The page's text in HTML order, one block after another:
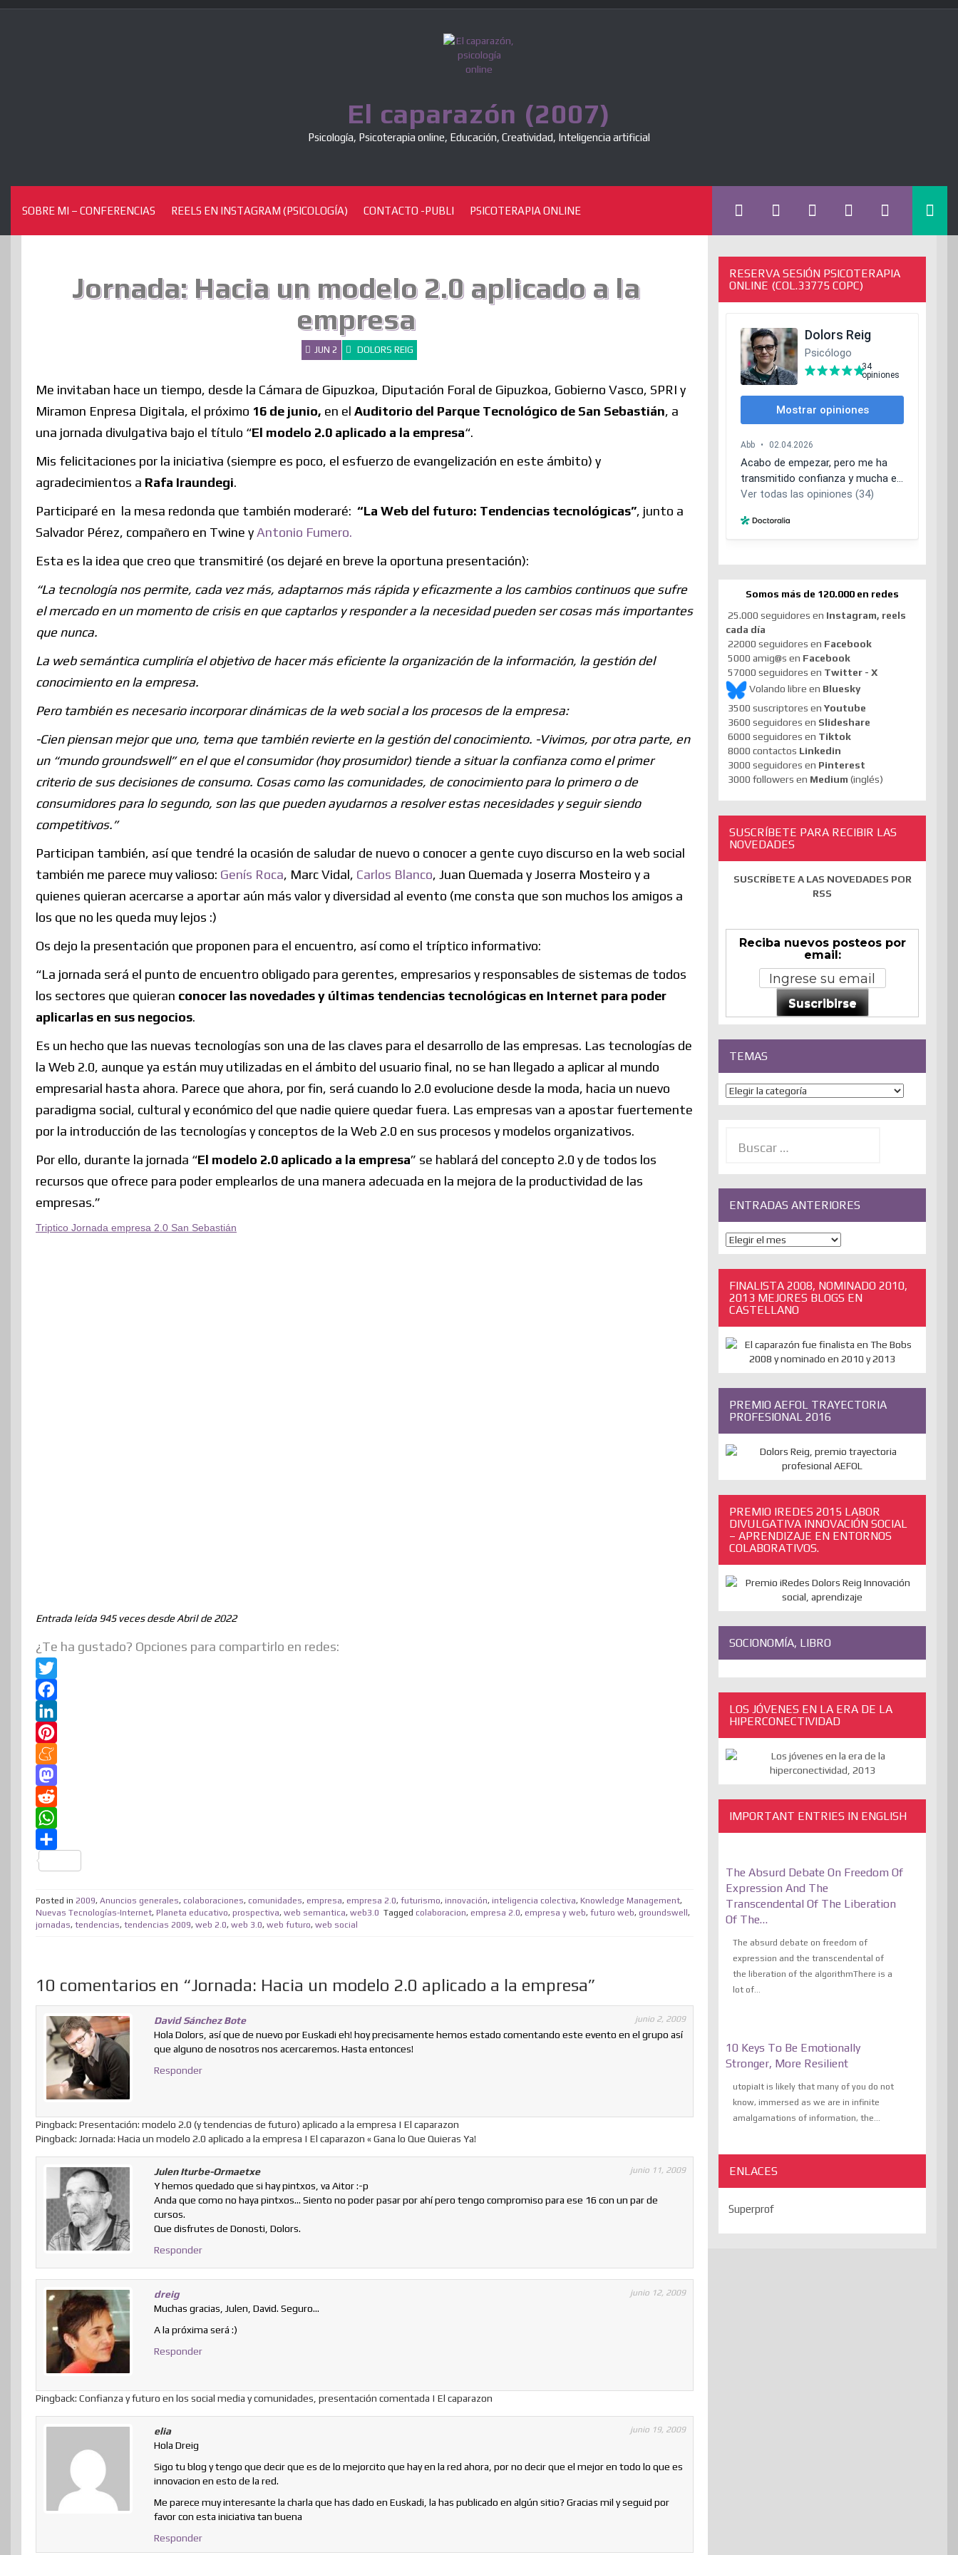
Skip
El caparazón (2007)
Psicología, Psicoterapia online, Educación, Creatividad, Inteligencia artificial
SOBRE MI – CONFERENCIAS REELS EN INSTAGRAM (PSICOLOGÍA) CONTACTO -PUBLI PSICOTERAPIA ONLINE
Jornada: Hacia un modelo 2.0 aplicado a la
empresa
JUN 2 DOLORS REIG
Me invitaban hace un tiempo, desde la Cámara de Gipuzkoa, Diputación Foral de Gipuzkoa, Gobierno Vasco, SPRI y
Miramon Enpresa Digitala, el próximo 16 de junio, en el Auditorio del Parque Tecnológico de San Sebastián, a
una jornada divulgativa bajo el título “El modelo 2.0 aplicado a la empresa“.
Mis felicitaciones por la iniciativa (siempre es poco, el esfuerzo de evangelización en este ámbito) y
agradecimientos a Rafa Iraundegi.
Participaré en la mesa redonda que también moderaré: “La Web del futuro: Tendencias tecnológicas”, junto a
Salvador Pérez, compañero en Twine yAntonio Fumero.
Esta es la idea que creo que transmitiré (os dejaré en breve la oportuna presentación):
“La tecnología nos permite, cada vez más, adaptarnos más rápida y eficazmente a los cambios continuos que sufre
el mercado en un momento de crisis en que captarlos y responder a la necesidad pueden ser cosas más importantes
que nunca.
La web semántica cumpliría el objetivo de hacer más eficiente la organización de la información, la gestión del
conocimiento en la empresa.
Pero también es necesario incorporar dinámicas de la web social a los procesos de la empresa:
-Cien piensan mejor que uno, tema que también revierte en la gestión del conocimiento. -Vivimos, por otra parte, en
un “mundo groundswell” en el que el consumidor (hoy prosumidor) tiende a situar la confianza como el primer
criterio de sus decisiones de consumo. Cosas como las comunidades, de conocimiento para lo primero o de
consumidores para lo segundo, son las que pueden ayudarnos a resolver estas necesidades y seguir siendo
competitivos.”
Participan también, así que tendré la ocasión de saludar de nuevo o conocer a gente cuyo discurso en la web social
también me parece muy valioso: Genís Roca, Marc Vidal, Carlos Blanco, Juan Quemada y Joserra Mosteiro y a
quienes quieran acercarse a aportar aún más valor y diversidad al evento (me consta que son muchos los amigos a
los que no les queda muy lejos :)
Os dejo la presentación que proponen para el encuentro, así como el tríptico informativo:
“La jornada será el punto de encuentro obligado para gerentes, empresarios y responsables de sistemas de todos
los sectores que quieran conocer las novedades y últimas tendencias tecnológicas en Internet para poder
aplicarlas en sus negocios.
Es un hecho que las nuevas tecnologías son una de las claves para el desarrollo de las empresas. Las tecnologías de
la Web 2.0, aunque ya están muy utilizadas en el ámbito del usuario final, no se han llegado a aplicar al mundo
empresarial hasta ahora. Parece que ahora, por fin, será cuando lo 2.0 evolucione desde la moda, hacia un nuevo
paradigma social, cultural y económico del que nadie quiere quedar fuera. Las empresas van a apostar fuertemente
por la introducción de las tecnologías y conceptos de la Web 2.0 en sus procesos y modelos organizativos.
Por ello, durante la jornada “El modelo 2.0 aplicado a la empresa” se hablará del concepto 2.0 y de todos los
recursos que ofrece para poder emplearlos de una manera adecuada en la mejora de la productividad de las
empresas.”
Triptico Jornada empresa 2.0 San Sebastián
Entrada leída 945 veces desde Abril de 2022
¿Te ha gustado? Opciones para compartirlo en redes:
T
w
i
t
t
e
r
F
a
c
e
b
o
o
k
L
n
k
e
d
I
P
n
t
e
r
s
t
M
e
n
e
a
e
M
a
s
t
d
o
R
e
d
i
t
W
h
t
s
p
m
p
t
i
r
Posted in 2009, Anuncios generales, colaboraciones, comunidades, empresa, empresa 2.0, futurismo, innovación, inteligencia colectiva, Knowledge Management,
Nuevas Tecnologías-Internet, Planeta educativo, prospectiva, web semantica, web3.0 Tagged colaboracion, empresa 2.0, empresa y web, futuro web, groundswell ,
jornadas, tendencias, tendencias 2009, web 2.0, web 3.0, web futuro, web social
10 comentarios en “Jornada: Hacia un modelo 2.0 aplicado a la empresa”
David Sánchez Bote junio 2, 2009
Hola Dolors, así que de nuevo por Euskadi eh! hoy precisamente hemos estado comentando este evento en el grupo así
que alguno de nosotros nos acercaremos. Hasta entonces!
Responder
Pingback: Presentación: modelo 2.0 (y tendencias de futuro) aplicado a la empresa | El caparazon
Pingback: Jornada: Hacia un modelo 2.0 aplicado a la empresa | El caparazon « Gana lo Que Quieras Ya!
Julen Iturbe-Ormaetxe junio 11, 2009
Y hemos quedado que si hay pintxos, va Aitor :-p
Anda que como no haya pintxos… Siento no poder pasar por ahí pero tengo compromiso para ese 16 con un par de
cursos.
Que disfrutes de Donosti, Dolors.
Responder
dreig junio 12, 2009
Muchas gracias, Julen, David. Seguro…
A la próxima será :)
Responder
Pingback: Confianza y futuro en los social media y comunidades, presentación comentada | El caparazon
elia junio 19, 2009
Hola Dreig
Sigo tu blog y tengo que decir que es de lo mejorcito que hay en la red ahora, por no decir que el mejor en todo lo que es
innovacion en esto de la red.
Me parece muy interesante la charla que has dado en Euskadi, la has publicado en algún sitio? Gracias mil y seguid por
favor con esta iniciativa tan buena
Responder
RESERVA SESIÓN PSICOTERAPIA
ONLINE (COL.33775 COPC)
Somos más de 120.000 en redes
25.000 seguidores en Instagram, reels
cada día
22000 seguidores en Facebook
5000 amig@s en Facebook
57000 seguidores en Twitter - X
Volando libre en Bluesky
3500 suscriptores en Youtube
3600 seguidores en Slideshare
6000 seguidores en Tiktok
8000 contactos Linkedin
3000 seguidores en Pinterest
3000 followers en Medium (inglés)
SUSCRÍBETE PARA RECIBIR LAS
NOVEDADES
SUSCRÍBETE A LAS NOVEDADES POR
RSS
Reciba nuevos posteos por
email:
Suscribirse
TEMAS
Temas
ENTRADAS ANTERIORES
ENTRADAS
ANTERIORES
FINALISTA 2008, NOMINADO 2010,
2013 MEJORES BLOGS EN
CASTELLANO
PREMIO AEFOL TRAYECTORIA
PROFESIONAL 2016
PREMIO IREDES 2015 LABOR
DIVULGATIVA INNOVACIÓN SOCIAL
– APRENDIZAJE EN ENTORNOS
COLABORATIVOS.
SOCIONOMÍA, LIBRO
LOS JÓVENES EN LA ERA DE LA
HIPERCONECTIVIDAD
IMPORTANT ENTRIES IN ENGLISH
The Absurd Debate On Freedom Of
Expression And The
Transcendental Of The Liberation
Of The…
The absurd debate on freedom of
expression and the transcendental of
the liberation of the algorithmThere is a
lot of...
10 Keys To Be Emotionally
Stronger, More Resilient
utopiaIt is likely that many of you do not
know, immersed as we are in infinite
amalgamations of information, the...
ENLACES
Superprof